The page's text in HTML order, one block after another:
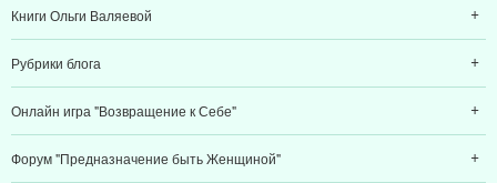
Книги Ольги Валяевой
Рубрики блога
Онлайн игра "Возвращение к Себе"
Форум "Предназначение быть Женщиной"